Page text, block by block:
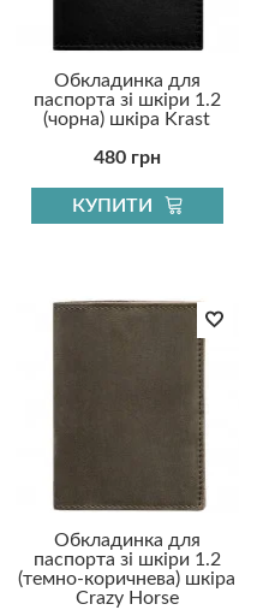
Обкладинка для
паспорта зі шкіри 1.2
(чорна) шкіра Krast
480 грн
КУПИТИ
Обкладинка для
паспорта зі шкіри 1.2
(темно-коричнева) шкіра
Crazy Horse